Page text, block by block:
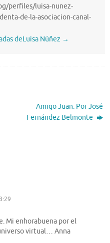
perfiles/luisa-nunez-
de-la-asociacion-canal-
deLuisa Núñez →
Amigo Juan. Por José
Fernández Belmonte
Mi enhorabuena por el
virtual… Anna